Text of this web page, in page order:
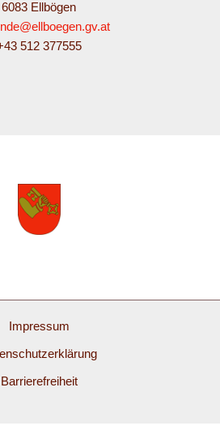
6083 Ellbögen
512 377555
Impressum
Barrierefreiheit